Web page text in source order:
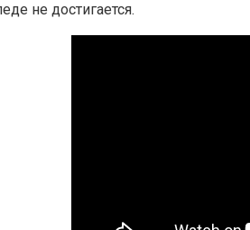
не достигается.